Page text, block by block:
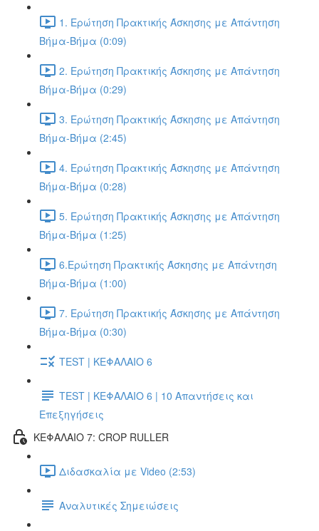
1. Ερώτηση Πρακτικής Άσκησης με Απάντηση
Βήμα-Βήμα (0:09)
2. Ερώτηση Πρακτικής Άσκησης με Απάντηση
Βήμα-Βήμα (0:29)
3. Ερώτηση Πρακτικής Άσκησης με Απάντηση
Βήμα-Βήμα (2:45)
4. Ερώτηση Πρακτικής Άσκησης με Απάντηση
Βήμα-Βήμα (0:28)
5. Ερώτηση Πρακτικής Άσκησης με Απάντηση
Βήμα-Βήμα (1:25)
6.Ερώτηση Πρακτικής Άσκησης με Απάντηση
Βήμα-Βήμα (1:00)
7. Ερώτηση Πρακτικής Άσκησης με Απάντηση
Βήμα-Βήμα (0:30)
TEST | ΚΕΦΑΛΑΙΟ 6
TEST | ΚΕΦΑΛΑΙΟ 6 | 10 Απαντήσεις και
Επεξηγήσεις
ΚΕΦΑΛΑΙΟ 7: CROP RULLER
Διδασκαλία με Video (2:53)
Αναλυτικές Σημειώσεις